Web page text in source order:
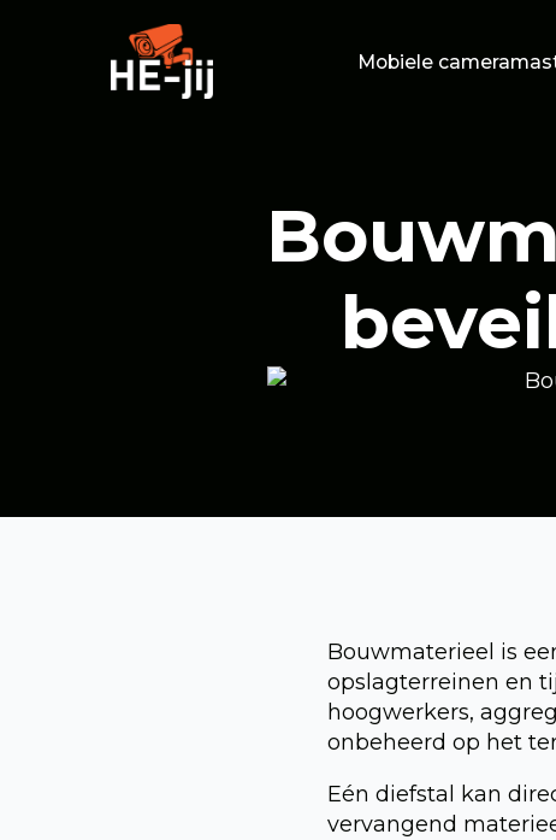
Mobiele
Bouwmaterieel is
opslagterreinen en
hoogwerkers,
onbeheerd op het
Eén diefstal kan
vervangend